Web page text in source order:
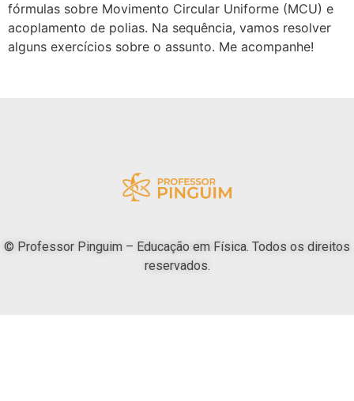
fórmulas sobre Movimento Circular Uniforme (MCU) e
acoplamento de polias. Na sequência, vamos resolver
alguns exercícios sobre o assunto. Me acompanhe!
© Professor Pinguim – Educação em Física. Todos os direitos
reservados.